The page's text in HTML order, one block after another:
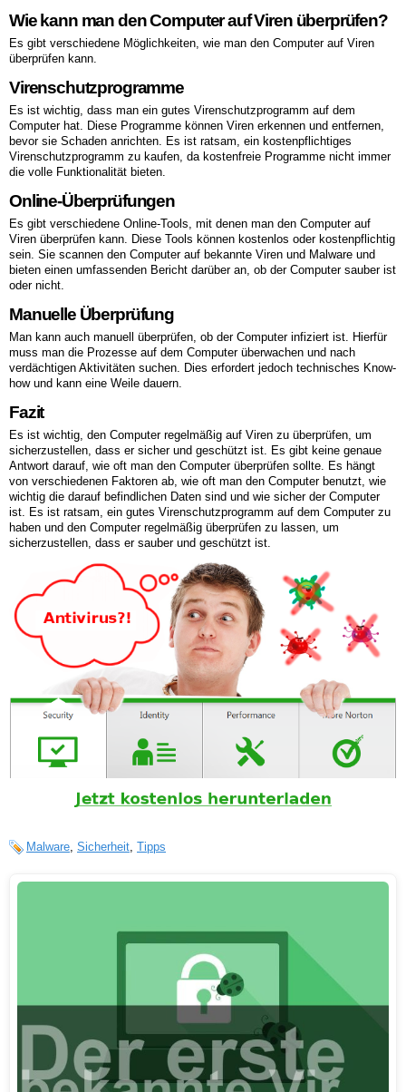
Wie kann man den Computer auf Viren überprüfen?
Es gibt verschiedene Möglichkeiten, wie man den Computer auf Viren
überprüfen kann.
Virenschutzprogramme
Es ist wichtig, dass man ein gutes Virenschutzprogramm auf dem
Computer hat. Diese Programme können Viren erkennen und entfernen,
bevor sie Schaden anrichten. Es ist ratsam, ein kostenpflichtiges
Virenschutzprogramm zu kaufen, da kostenfreie Programme nicht immer
die volle Funktionalität bieten.
Online-Überprüfungen
Es gibt verschiedene Online-Tools, mit denen man den Computer auf
Viren überprüfen kann. Diese Tools können kostenlos oder kostenpflichtig
sein. Sie scannen den Computer auf bekannte Viren und Malware und
bieten einen umfassenden Bericht darüber an, ob der Computer sauber ist
oder nicht.
Manuelle Überprüfung
Man kann auch manuell überprüfen, ob der Computer infiziert ist. Hierfür
muss man die Prozesse auf dem Computer überwachen und nach
verdächtigen Aktivitäten suchen. Dies erfordert jedoch technisches Know-
how und kann eine Weile dauern.
Fazit
Es ist wichtig, den Computer regelmäßig auf Viren zu überprüfen, um
sicherzustellen, dass er sicher und geschützt ist. Es gibt keine genaue
Antwort darauf, wie oft man den Computer überprüfen sollte. Es hängt
von verschiedenen Faktoren ab, wie oft man den Computer benutzt, wie
wichtig die darauf befindlichen Daten sind und wie sicher der Computer
ist. Es ist ratsam, ein gutes Virenschutzprogramm auf dem Computer zu
haben und den Computer regelmäßig überprüfen zu lassen, um
sicherzustellen, dass er sauber und geschützt ist.
Malware, Sicherheit, Tipps